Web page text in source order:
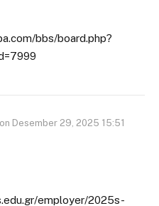
bbs/board.php?
on Desember 29, 2025 15:51
employer/2025s-